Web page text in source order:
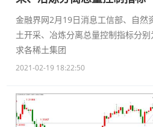
金融界网2月19日消息工信部、自然
土开采、冶炼分离总量控制指标分
求各稀土集团
2021-02-19 18:22:50